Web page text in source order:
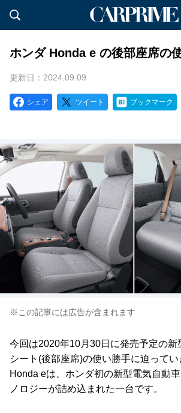
ホンダ Honda e の後部座席の
更新日：2024.09.09
シェア ツイート ブックマーク
※この記事には広告が含まれます
今回は2020年10月30日に発売予定の新
シート(後部座席)の使い勝手に迫って
Honda eは、ホンダ初の新型電気自動
ノロジーが詰め込まれた一台です。